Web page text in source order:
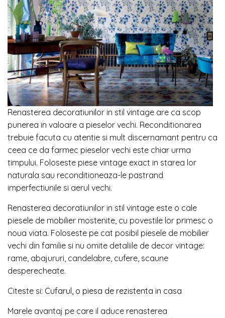
Renasterea decoratiunilor in stil vintage are ca scop
punerea in valoare a pieselor vechi. Reconditionarea
trebuie facuta cu atentie si mult discernamant pentru ca
ceea ce da farmec pieselor vechi este chiar urma
timpului. Foloseste piese vintage exact in starea lor
naturala sau reconditioneaza-le pastrand
imperfectiunile si aerul vechi.
Renasterea decoratiunilor in stil vintage este o cale
piesele de mobilier mostenite, cu povestile lor primesc o
noua viata. Foloseste pe cat posibil piesele de mobilier
vechi din familie si nu omite detaliile de decor vintage:
rame, abajururi, candelabre, cufere, scaune
desperecheate.
Citeste si: Cufarul, o piesa de rezistenta in casa
Marele avantaj pe care il aduce renasterea